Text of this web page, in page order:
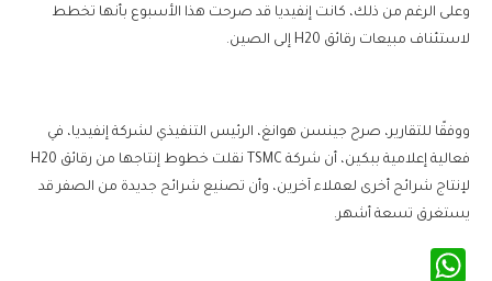
وعلى الرغم من ذلك، كانت إنفيديا قد صرحت هذا الأسبوع بأنها تخطط
لاستئناف مبيعات رقائق H20 إلى الصين.
ووفقًا للتقارير، صرح جينسن هوانغ، الرئيس التنفيذي لشركة إنفيديا، في
فعالية إعلامية ببكين، أن شركة TSMC نقلت خطوط إنتاجها من رقائق H20
لإنتاج شرائح أخرى لعملاء آخرين، وأن تصنيع شرائح جديدة من الصفر قد
يستغرق تسعة أشهر.